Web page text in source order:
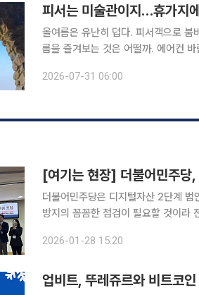
피서는 미술관이지…휴가지
올여름은 유난히 덥다. 피서객으로
름을 즐겨보는 것은 어떨까. 에어컨
름 여행의 선택지가 될 수 있다. 올여
2026-07-31 06:00
[여기는 현장] 더불어민주당
더불어민주당은 디지털자산 2단계
방지의 꼼꼼한 점검이 필요할 것이라 전했다. 28일 더불어민주당 김승원, 김용민
럼'을 개최했다. 포럼에는 김
2026-01-28 15:20
업비트, 뚜레쥬르와 비트코